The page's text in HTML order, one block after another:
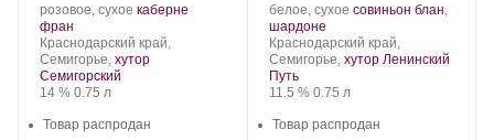
Производитель:
Имение
Сикоры.
розовое, сухое .
винограда:
каберне
фран
Регион:
Краснодарский край,
Семигорье, хутор
Семигорский
Крепость
14 %. Объем
0.75 л
Товар распродан
Шардоне»
Производитель:
Тристория.
белое, сухое .
винограда:
совиньон блан,
шардоне.
Регион:
Краснодарский край,
Семигорье, хутор Ленинский
Путь
Крепость
11.5 %. Объем
0.75 л
Товар распродан